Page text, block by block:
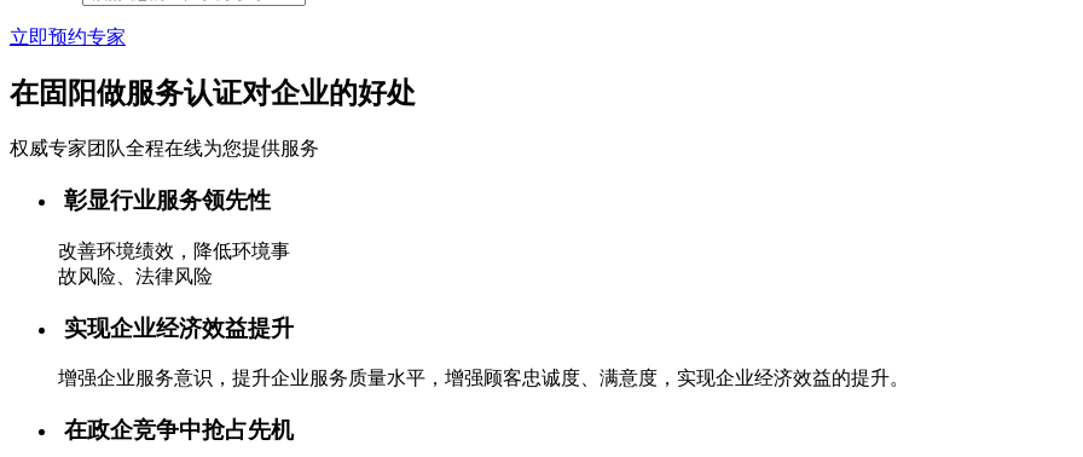
立即预约专家
在固阳做服务认证对企业的好处
权威专家团队全程在线为您提供服务
彰显行业服务领先性
改善环境绩效，降低环境事
故风险、法律风险
实现企业经济效益提升
增强企业服务意识，提升企业服务质量水平，增强顾客忠诚度、满意度，实现企业经济效益的提升。
在政企竞争中抢占先机